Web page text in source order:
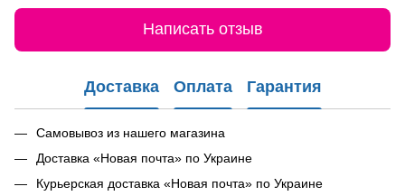
Написать отзыв
Доставка Оплата Гарантия
Самовывоз из нашего магазина
Доставка «Новая почта» по Украине
Курьерская доставка «Новая почта» по Украине